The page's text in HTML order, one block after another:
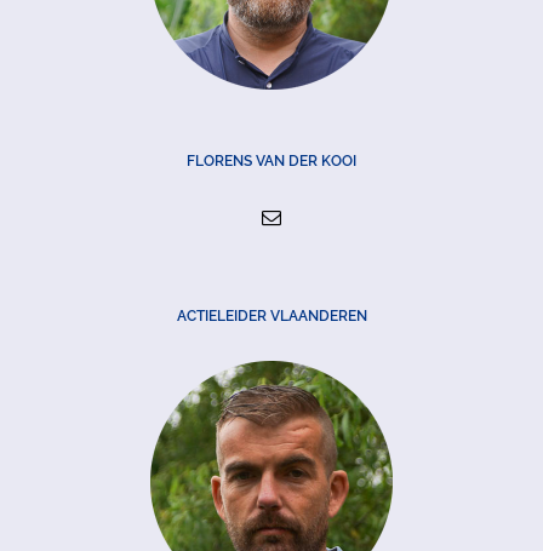
FLORENS VAN DER KOOI
ACTIELEIDER VLAANDEREN